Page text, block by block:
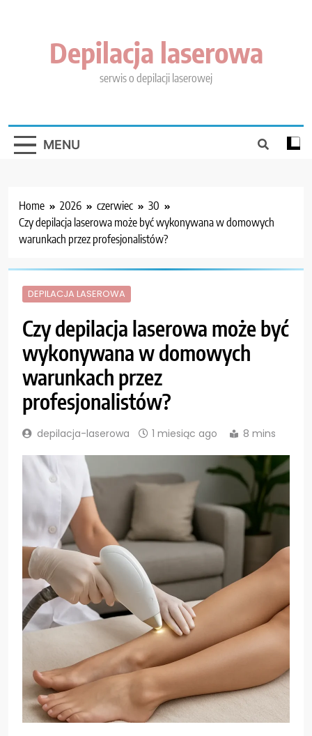
Depilacja laserowa
serwis o depilacji laserowej
MENU
Home 2026 czerwiec
30
Czy depilacja laserowa może być wykonywana w domowych
warunkach przez profesjonalistów?
DEPILACJA LASEROWA
Czy depilacja laserowa może być
wykonywana w domowych
warunkach przez
profesjonalistów?
depilacja-laserowa 1 miesiąc ago 8 mins